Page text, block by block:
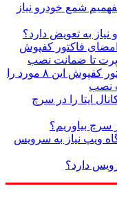
شمع خودرو نیاز
به تعویض دارد؟
فاکتور کفپوش
قبل از امضای فاکتور کفپوش این ۸ مورد را
نصب
ایتا را در سرچ
سرچ بیاوریم؟
ویپ نیاز به سرویس
دارد؟